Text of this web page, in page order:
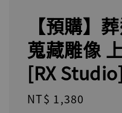
【預購】
蒐藏雕像
[RX
Regular
NT$ 1,380